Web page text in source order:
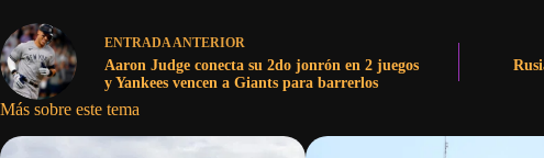
ENTRADA ANTERIOR
Aaron Judge conecta su 2do jonrón en 2 juegos
y Yankees vencen a Giants para barrerlos
Más sobre este tema